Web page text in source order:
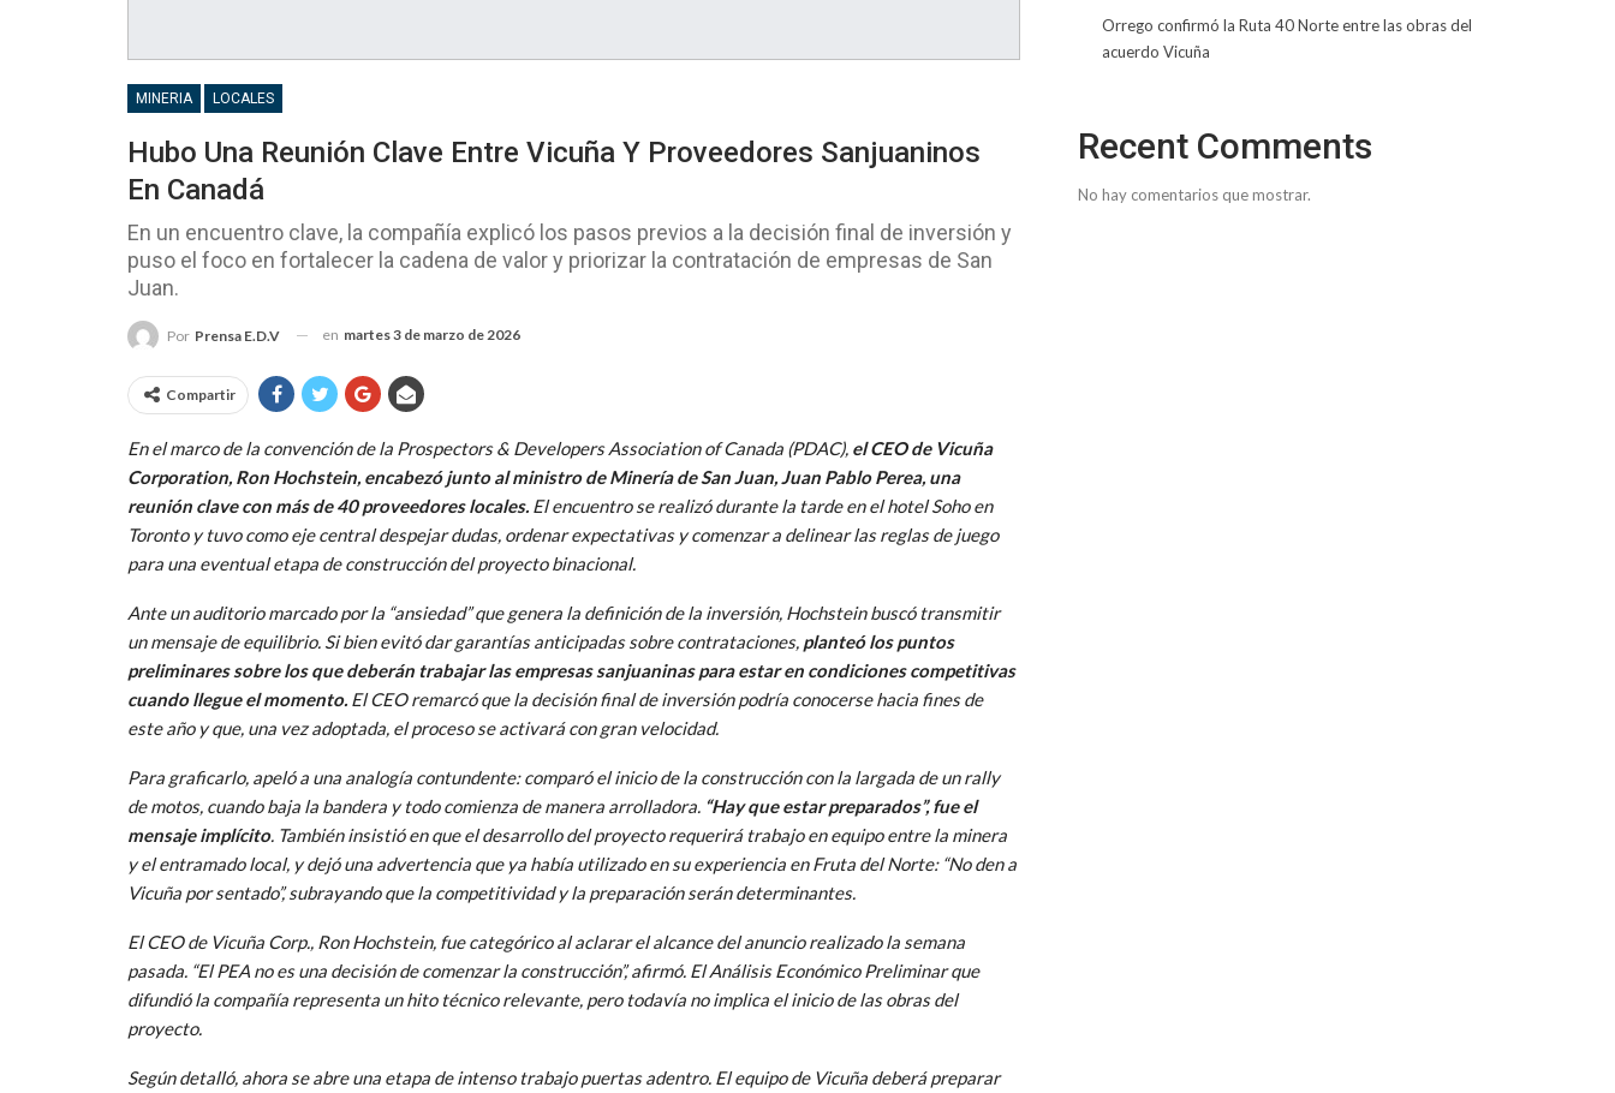
MINERIA LOCALES
Hubo Una Reunión Clave Entre Vicuña Y Proveedores Sanjuaninos
En Canadá
En un encuentro clave, la compañía explicó los pasos previos a la decisión final de inversión y
puso el foco en fortalecer la cadena de valor y priorizar la contratación de empresas de San
Juan.
Por Prensa E.D.V en martes 3 de marzo de 2026
Compartir
En el marco de la convención de la Prospectors & Developers Association of Canada (PDAC), el CEO de Vicuña
Corporation, Ron Hochstein, encabezó junto al ministro de Minería de San Juan, Juan Pablo Perea, una
reunión clave con más de 40 proveedores locales. El encuentro se realizó durante la tarde en el hotel Soho en
Toronto y tuvo como eje central despejar dudas, ordenar expectativas y comenzar a delinear las reglas de juego
para una eventual etapa de construcción del proyecto binacional.
Ante un auditorio marcado por la “ansiedad” que genera la definición de la inversión, Hochstein buscó transmitir
un mensaje de equilibrio. Si bien evitó dar garantías anticipadas sobre contrataciones, planteó los puntos
preliminares sobre los que deberán trabajar las empresas sanjuaninas para estar en condiciones competitivas
cuando llegue el momento. El CEO remarcó que la decisión final de inversión podría conocerse hacia fines de
este año y que, una vez adoptada, el proceso se activará con gran velocidad.
Para graficarlo, apeló a una analogía contundente: comparó el inicio de la construcción con la largada de un rally
de motos, cuando baja la bandera y todo comienza de manera arrolladora. “Hay que estar preparados”, fue el
mensaje implícito. También insistió en que el desarrollo del proyecto requerirá trabajo en equipo entre la minera
y el entramado local, y dejó una advertencia que ya había utilizado en su experiencia en Fruta del Norte: “No den a
Vicuña por sentado”, subrayando que la competitividad y la preparación serán determinantes.
El CEO de Vicuña Corp., Ron Hochstein, fue categórico al aclarar el alcance del anuncio realizado la semana
pasada. “El PEA no es una decisión de comenzar la construcción”, afirmó. El Análisis Económico Preliminar que
difundió la compañía representa un hito técnico relevante, pero todavía no implica el inicio de las obras del
proyecto.
Según detalló, ahora se abre una etapa de intenso trabajo puertas adentro. El equipo de Vicuña deberá preparar
Orrego confirmó la Ruta 40 Norte entre las obras del
acuerdo Vicuña
Recent Comments
No hay comentarios que mostrar.